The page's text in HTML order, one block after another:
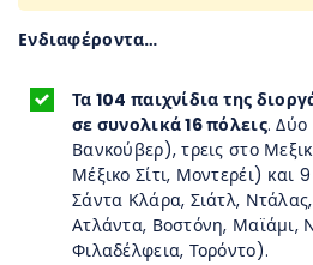
Ενδιαφέροντα…
Τα 104 παιχνίδια της
σε συνολικά 16 πόλεις. Δύο
Βανκούβερ), τρεις στο
Μέξικο Σίτι, Μοντερέι) και
Σάντα Κλάρα, Σιάτλ,
Ατλάντα, Βοστόνη, Μαϊάμι,
Φιλαδέλφεια, Τορόντο).